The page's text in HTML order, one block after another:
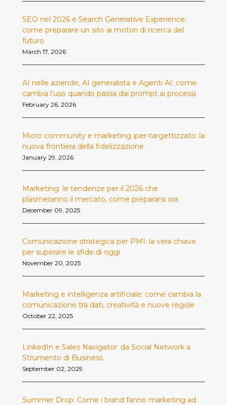
SEO nel 2026 e Search Generative Experience:
come preparare un sito ai motori di ricerca del
futuro
March 17, 2026
AI nelle aziende, AI generalista e Agenti AI: come
cambia l’uso quando passa dai prompt ai processi
February 26, 2026
Micro community e marketing iper-targettizzato: la
nuova frontiera della fidelizzazione
January 29, 2026
Marketing: le tendenze per il 2026 che
plasmeranno il mercato, come prepararsi ora
December 09, 2025
Comunicazione strategica per PMI: la vera chiave
per superare le sfide di oggi
November 20, 2025
Marketing e intelligenza artificiale: come cambia la
comunicazione tra dati, creatività e nuove regole
October 22, 2025
LinkedIn e Sales Navigator: da Social Network a
Strumento di Business
September 02, 2025
Summer Drop: Come i brand fanno marketing ad